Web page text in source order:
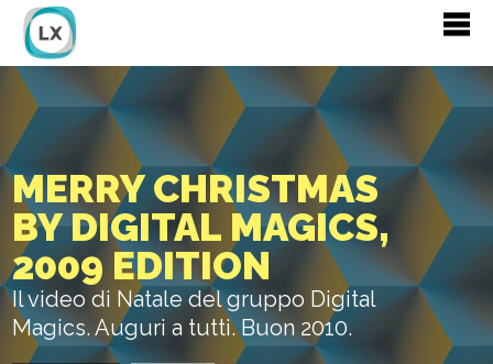
MERRY CHRISTMAS
BY DIGITAL MAGICS,
2009 EDITION
Il video di Natale del gruppo Digital
Magics. Auguri a tutti. Buon 2010.